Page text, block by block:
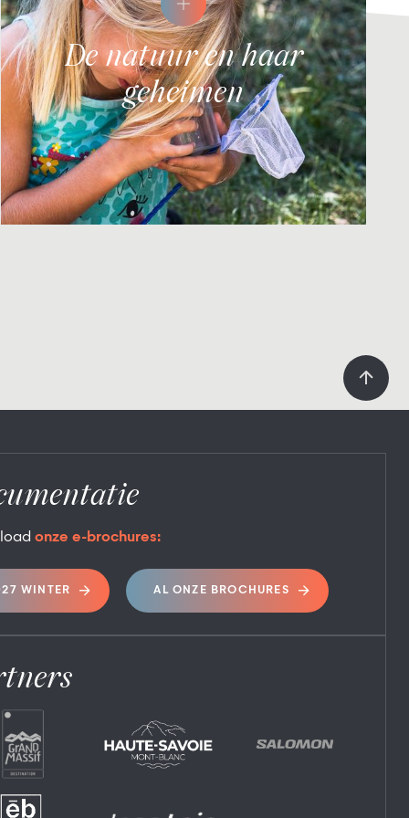
De natuur en haar
geheimen
onze e-brochures:
WINTER AL ONZE BROCHURES